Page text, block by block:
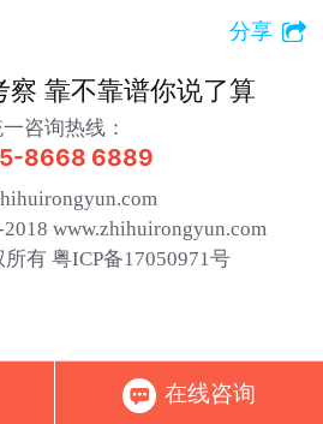
分享
察 靠不靠谱你说了算
咨询热线：
8668 6889
www.zhihuirongyun.com
有 粤ICP备17050971号
在线咨询